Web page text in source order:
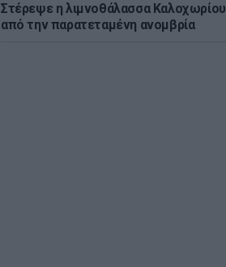
Στέρεψε η λιμνοθάλασσα Καλοχωρίου
από την παρατεταμένη ανομβρία